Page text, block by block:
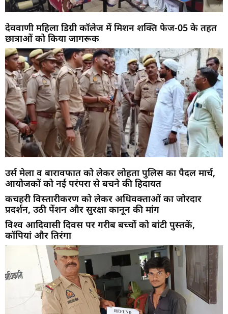
देववाणी महिला डिग्री कॉलेज में मिशन शक्ति फेज-05 के तहत
छात्राओं को किया जागरूक
उर्स मेला व बारावफात को लेकर लोहता पुलिस का पैदल मार्च,
आयोजकों को नई परंपरा से बचने की हिदायत
कचहरी विस्तारीकरण को लेकर अधिवक्ताओं का जोरदार
प्रदर्शन, उठी पेंशन और सुरक्षा कानून की मांग
विश्व आदिवासी दिवस पर गरीब बच्चों को बांटी पुस्तकें,
कॉपियां और तिरंगा